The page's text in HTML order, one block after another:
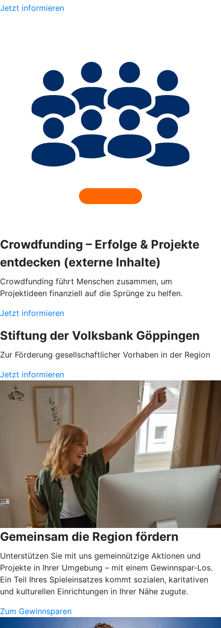
Jetzt informieren
Crowdfunding – Erfolge & Projekte
entdecken (externe Inhalte)
Crowdfunding führt Menschen zusammen, um
Projektideen finanziell auf die Sprünge zu helfen.
Jetzt informieren
Stiftung der Volksbank Göppingen
Zur Förderung gesellschaftlicher Vorhaben in der Region
Jetzt informieren
Gemeinsam die Region fördern
Unterstützen Sie mit uns gemeinnützige Aktionen und
Projekte in Ihrer Umgebung – mit einem Gewinnspar-Los.
Ein Teil Ihres Spieleinsatzes kommt sozialen, karitativen
und kulturellen Einrichtungen in Ihrer Nähe zugute.
Zum Gewinnsparen